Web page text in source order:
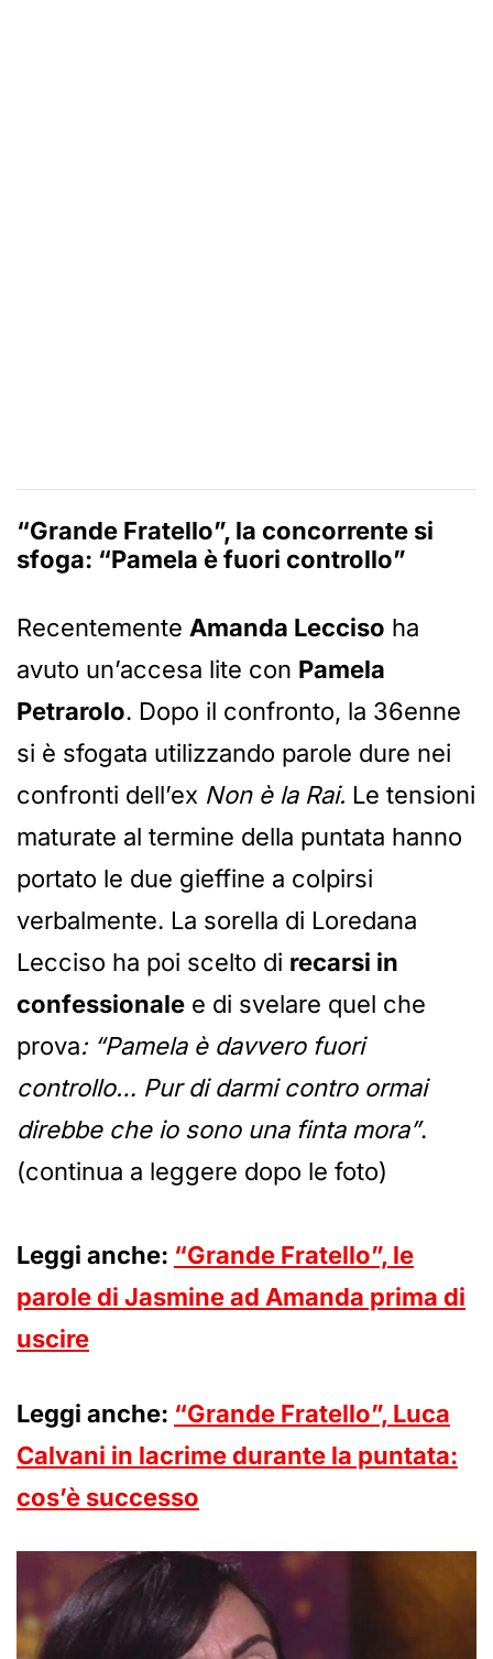
“Grande Fratello”, la concorrente si
sfoga: “Pamela è fuori controllo”
Recentemente Amanda Lecciso ha
avuto un’accesa lite con Pamela
Petrarolo. Dopo il confronto, la 36enne
si è sfogata utilizzando parole dure nei
confronti dell’ex Non è la Rai. Le tensioni
maturate al termine della puntata hanno
portato le due gieffine a colpirsi
verbalmente. La sorella di Loredana
Lecciso ha poi scelto di recarsi in
confessionale e di svelare quel che
prova: “Pamela è davvero fuori
controllo… Pur di darmi contro ormai
direbbe che io sono una finta mora”.
(continua a leggere dopo le foto)
Leggi anche: “Grande Fratello”, le
parole di Jasmine ad Amanda prima di
uscire
Leggi anche: “Grande Fratello”, Luca
Calvani in lacrime durante la puntata:
cos’è successo